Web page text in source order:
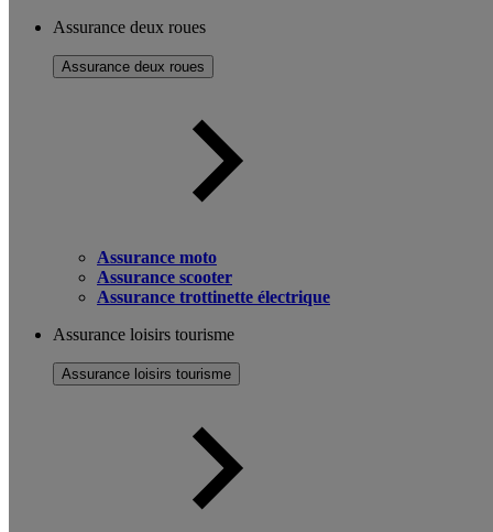
Assurance deux roues
Assurance deux roues
Assurance moto
Assurance scooter
Assurance trottinette électrique
Assurance loisirs tourisme
Assurance loisirs tourisme